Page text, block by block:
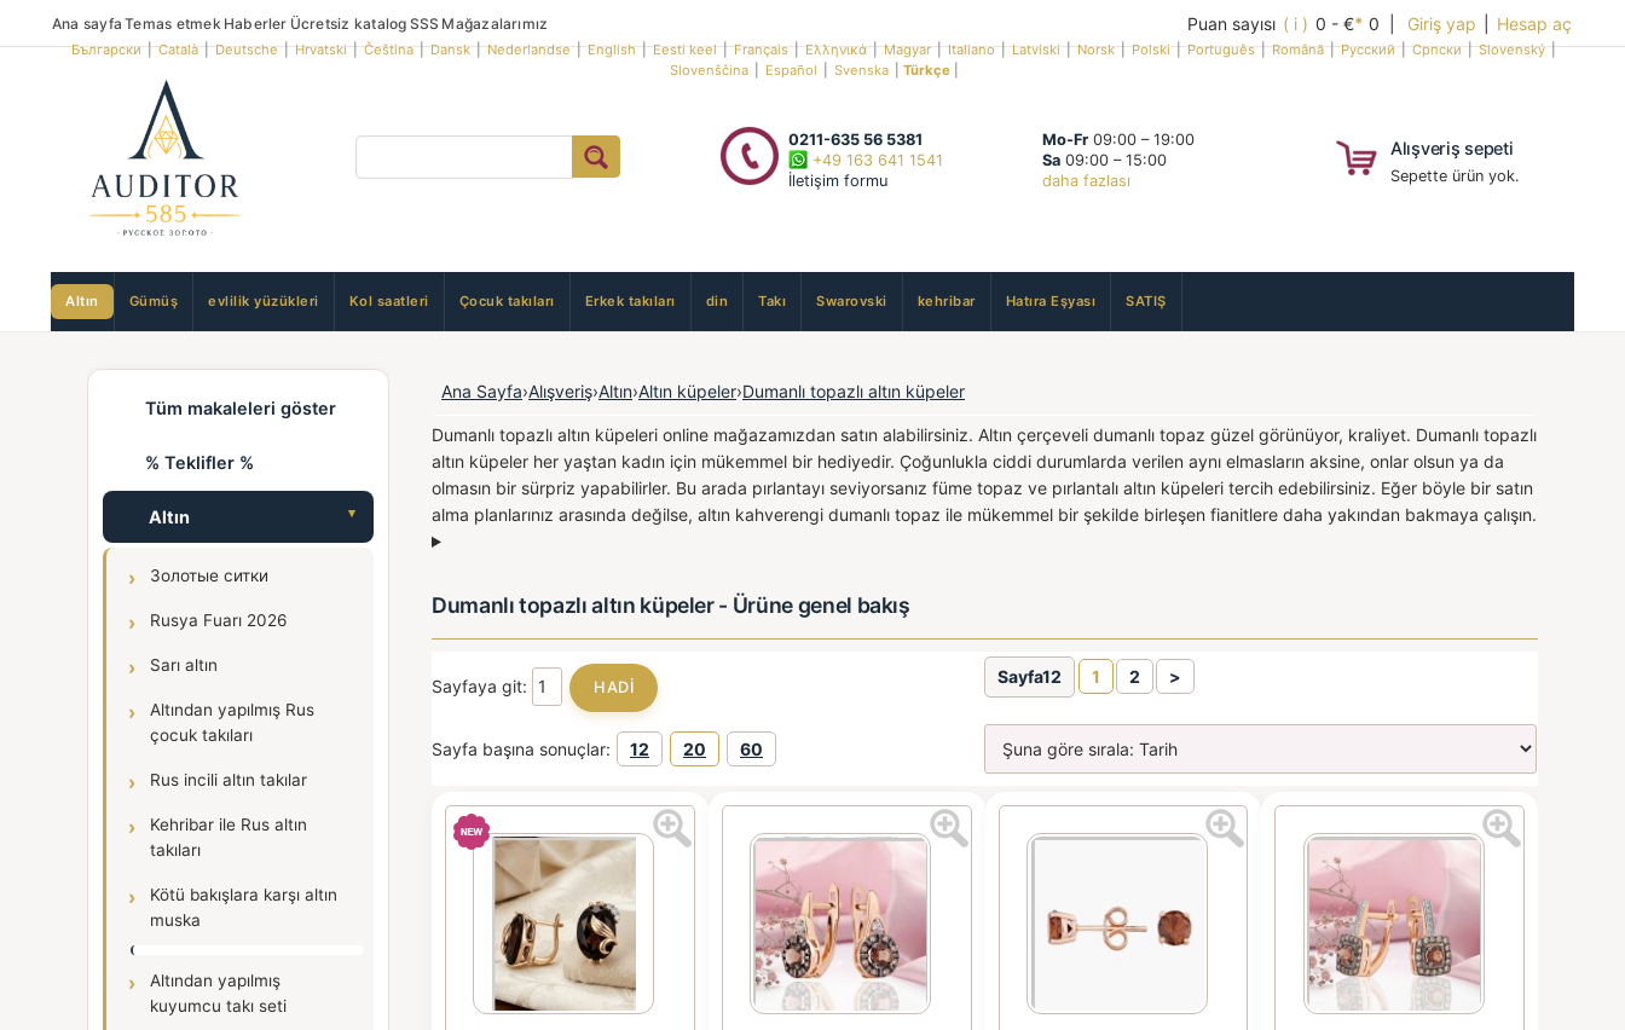
Ana sayfa Temas etmek Haberler Ücretsiz katalog SSS Mağazalarımız Puan sayısı ( i ) 0 - €* 0 | Giriş yap Hesap aç
Български|Català|Deutsche|Hrvatski|Čeština|Dansk|Nederlandse|English|Eesti keel|Français|Ελληνικά|Magyar|Italiano|Latviski|Norsk|Polski|Português|Română|Русский|Српски|Slovenský|
Slovenščina
Español Svenska Türkçe|
0211-635 56 5381
+49 163 641 1541
İletişim formu
Mo-Fr09:00 – 19:00
Sa09:00 – 15:00
daha fazlası
Alışveriş sepeti
Sepette ürün yok.
Altın Gümüş evlilik yüzükleri Kol saatleri Çocuk takıları Erkek takıları din Takı Swarovski kehribar Hatıra Eşyası SATIŞ
Tüm makaleleri göster
% Teklifler %
Altın
Золотые ситки
Rusya Fuarı 2026
Sarı altın
Altından yapılmış Rus
çocuk takıları
Rus incili altın takılar
Kehribar ile Rus altın
takıları
Kötü bakışlara karşı altın
muska
Altından yapılmış
kuyumcu takı seti
Ana Sayfa›Alışveriş›Altın›Altın küpeler›Dumanlı topazlı altın küpeler
Dumanlı topazlı altın küpeleri online mağazamızdan satın alabilirsiniz. Altın çerçeveli dumanlı topaz güzel görünüyor, kraliyet. Dumanlı topazlı
altın küpeler her yaştan kadın için mükemmel bir hediyedir. Çoğunlukla ciddi durumlarda verilen aynı elmasların aksine, onlar olsun ya da
olmasın bir sürpriz yapabilirler. Bu arada pırlantayı seviyorsanız füme topaz ve pırlantalı altın küpeleri tercih edebilirsiniz. Eğer böyle bir satın
alma planlarınız arasında değilse, altın kahverengi dumanlı topaz ile mükemmel bir şekilde birleşen fianitlere daha yakından bakmaya çalışın.
Dumanlı topazlı altın küpeler - Ürüne genel bakış
Sayfaya git: Sayfa12 1 2 >
Sayfa başına sonuçlar: 12 20 60